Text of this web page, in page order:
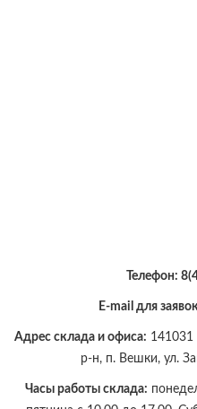
Телефон:
E-mail для
Адрес склада и офиса:
р-н, п. Вешки, ул.
Часы работы склада: